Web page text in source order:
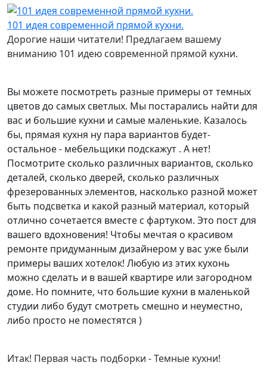
101 идея современной прямой кухни.
Дорогие наши читатели! Предлагаем вашему
вниманию 101 идею современной прямой кухни.
Вы можете посмотреть разные примеры от темных
цветов до самых светлых. Мы постарались найти для
вас и большие кухни и самые маленькие. Казалось
бы, прямая кухня ну пара вариантов будет-
остальное - мебельщики подскажут . А нет!
Посмотрите сколько различных вариантов, сколько
деталей, сколько дверей, сколько различных
фрезерованных элементов, насколько разной может
быть подсветка и какой разный материал, который
отлично сочетается вместе с фартуком. Это пост для
вашего вдохновения! Чтобы мечтая о красивом
ремонте придуманным дизайнером у вас уже были
примеры ваших хотелок! Любую из этих кухонь
можно сделать и в вашей квартире или загородном
доме. Но помните, что большие кухни в маленькой
студии либо будут смотреть смешно и неуместно,
либо просто не поместятся )
Итак! Первая часть подборки - Темные кухни!